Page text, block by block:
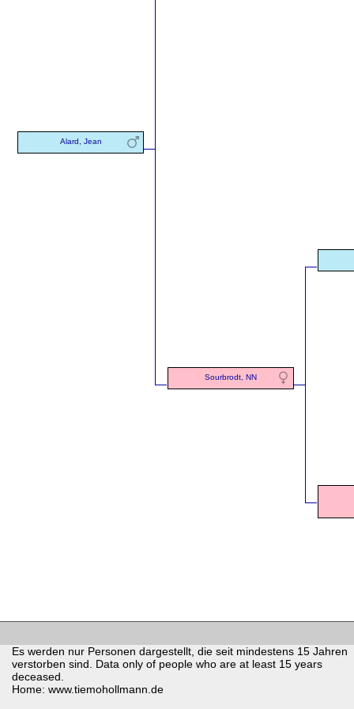
Alard, Jean
Sourbrodt, NN
Es werden nur Personen dargestellt, die seit mindestens 15 Jahren
verstorben sind. Data only of people who are at least 15 years
deceased.
Home: www.tiemohollmann.de